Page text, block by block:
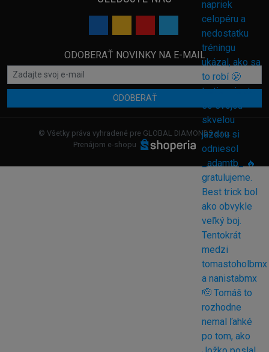
ODOBERAŤ NOVINKY NA E-MAIL
ODOBERAŤ
© Všetky práva vyhradené pre GLOBAL DIAMONDS s.r.o.
Prenájom e-shopu